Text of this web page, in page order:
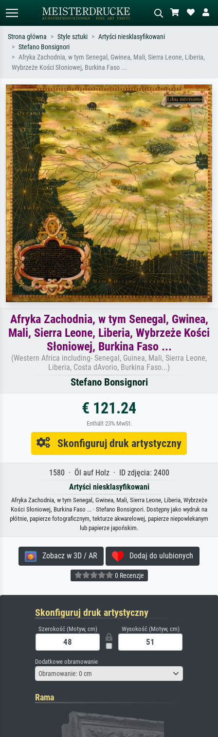
Wyszukiwanie standardowe Wyszukiwanie obrazów AI
Szukaj wg artysty, tytułu lub stylu – np.
impresjonizm, fala Hokusaia, akt.
Opisz scenę – np. zielona łąka,
stojący akt obok drzewa.
Strona główna Style sztuki
Artyści niesklasyfikowani
Stefano Bonsignori
Afryka Zachodnia, w tym Senegal, Gwinea, Mali, Sierra Leone, Liberia,
Wybrzeże Kości Słoniowej, Burkina Faso ...
Afryka Zachodnia, w tym Senegal, Gwinea,
Mali, Sierra Leone, Liberia, Wybrzeże Kości
Słoniowej, Burkina Faso ...
(Western Africa including- Senegal, Guinea, Mali, Sierra Leone,
Liberia, Costa dAvorio, Burkina Faso...)
Stefano Bonsignori
€ 121.24
Enthält 23% MwSt.
Skonfiguruj druk artystyczny
1580 · Öl auf Holz · ID zdjęcia: 2400
Artyści niesklasyfikowani
Afryka Zachodnia, w tym Senegal, Gwinea, Mali, Sierra Leone, Liberia, Wybrzeże
Kości Słoniowej, Burkina Faso ... · Stefano Bonsignori. Dostępny jako wydruk na
płótnie, papierze fotograficznym, tekturze akwarelowej, papierze niepowlekanym
lub papierze japońskim.
Zobacz w 3D / AR Dodaj do ulubionych
0 Recenzje
Skonfiguruj druk artystyczny
Szerokość (Motyw, cm) Wysokość (Motyw, cm)
Dodatkowe obramowanie
Obramowanie: 0 cm
Rama